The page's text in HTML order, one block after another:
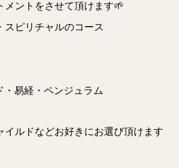
メントをさせて頂けます🌱
スピリチャルのコース
易経・ペンジュラム
イルドなどお好きにお選び頂けます